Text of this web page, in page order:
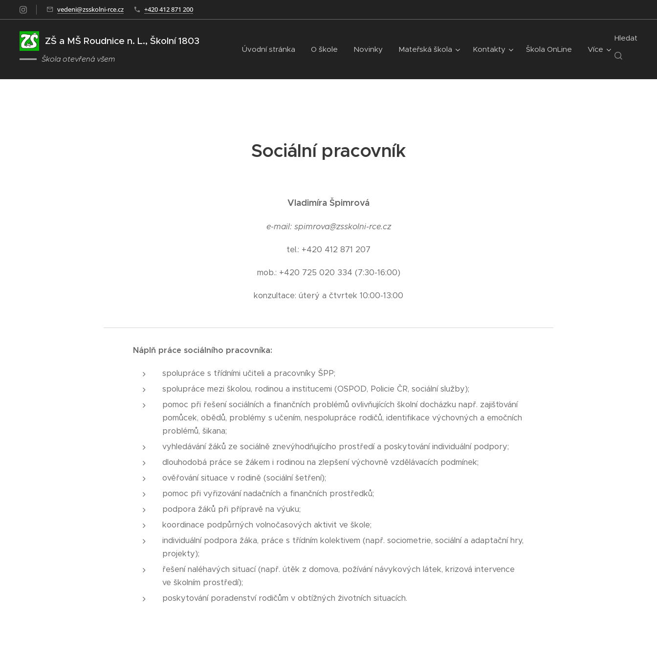
vedeni@zsskolni-rce.cz +420 412 871 200
ZŠ a MŠ Roudnice n. L., Školní 1803
Škola otevřená všem
Úvodní stránka O škole Novinky Mateřská škola Kontakty Škola OnLine Více
Hledat
Sociální pracovník
Vladimíra Špimrová
e-mail: spimrova@zsskolni-rce.cz
tel.: +420 412 871 207
mob.: +420 725 020 334 (7:30-16:00)
konzultace: úterý a čtvrtek 10:00-13:00
Náplň práce sociálního pracovníka:
spolupráce s třídními učiteli a pracovníky ŠPP;
spolupráce mezi školou, rodinou a institucemi (OSPOD, Policie ČR, sociální služby);
pomoc při řešení sociálních a finančních problémů ovlivňujících školní docházku např. zajišťování
pomůcek, obědů, problémy s učením, nespolupráce rodičů, identifikace výchovných a emočních
problémů, šikana;
vyhledávání žáků ze sociálně znevýhodňujícího prostředí a poskytování individuální podpory;
dlouhodobá práce se žákem i rodinou na zlepšení výchovně vzdělávacích podmínek;
ověřování situace v rodině (sociální šetření);
pomoc při vyřizování nadačních a finančních prostředků;
podpora žáků při přípravě na výuku;
koordinace podpůrných volnočasových aktivit ve škole;
individuální podpora žáka, práce s třídním kolektivem (např. sociometrie, sociální a adaptační hry,
projekty);
řešení naléhavých situací (např. útěk z domova, požívání návykových látek, krizová intervence
ve školním prostředí);
poskytování poradenství rodičům v obtížných životních situacích.